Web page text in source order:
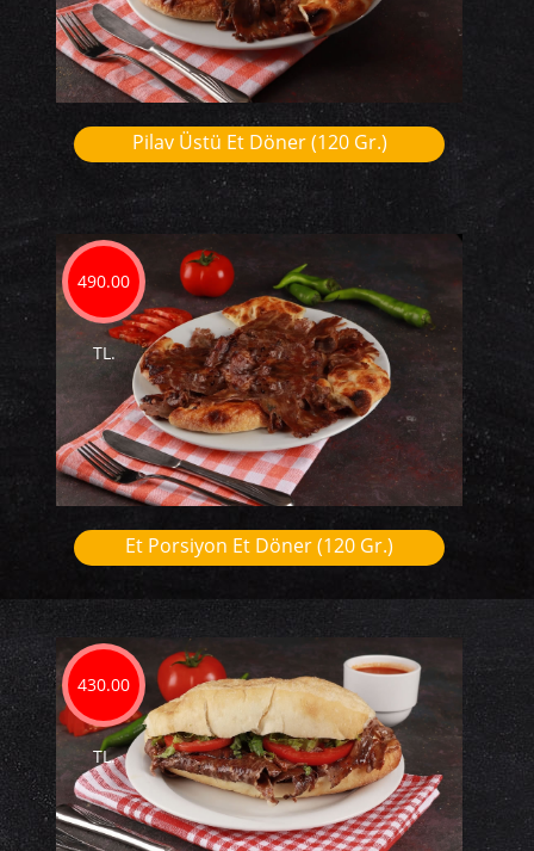
Pilav Üstü Et Döner (120 Gr.)
490.00
TL.
Et Porsiyon Et Döner (120 Gr.)
430.00
TL.